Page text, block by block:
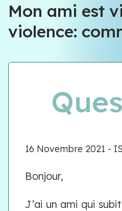
Mon ami est
violence:
16 Novembre 2021 -
Bonjour,
J’ai un ami qui